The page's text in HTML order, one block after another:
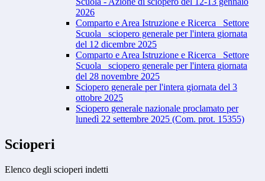
2026
Comparto e Area Istruzione e Ricerca_ Settore
Scuola_ sciopero generale per l'intera giornata
del 12 dicembre 2025
Comparto e Area Istruzione e Ricerca_ Settore
Scuola_ sciopero generale per l'intera giornata
del 28 novembre 2025
Sciopero generale per l'intera giornata del 3
ottobre 2025
Sciopero generale nazionale proclamato per
lunedì 22 settembre 2025 (Com. prot. 15355)
Scioperi
Elenco degli scioperi indetti